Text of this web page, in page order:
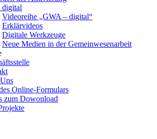
digital
Videoreihe „GWA – digital“
Erklärvideos
Digitale Werkzeuge
Neue Medien in der Gemeinwesenarbeit
Online-Formulars
zum Dowonload